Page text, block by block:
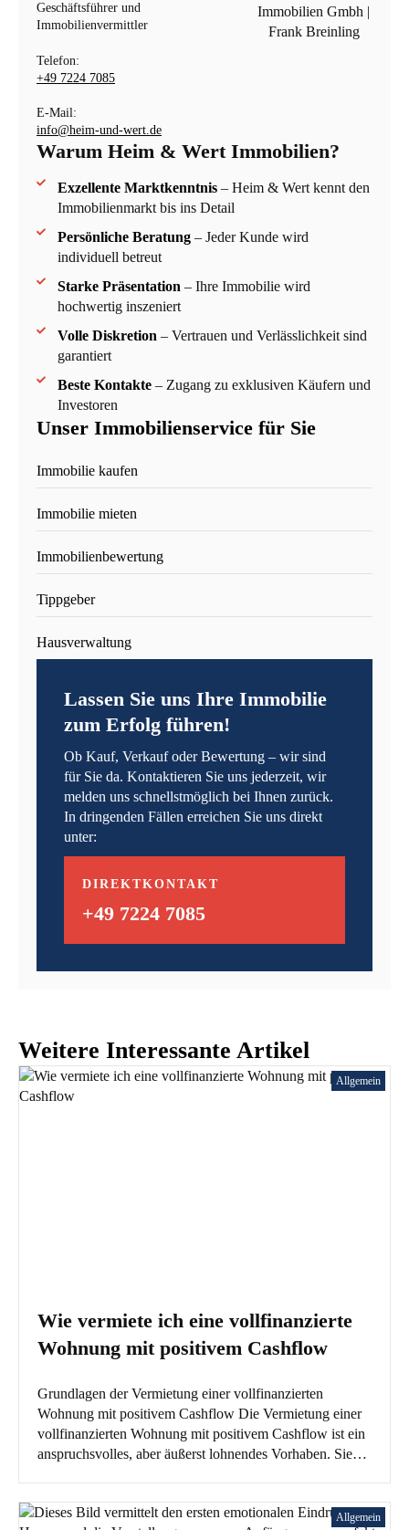
Geschäftsführer und
Immobilienvermittler
Telefon:
+49 7224 7085
E-Mail:
info@heim-und-wert.de
Warum Heim & Wert Immobilien?
Exzellente Marktkenntnis– Heim & Wert kennt den
Immobilienmarkt bis ins Detail
Persönliche Beratung– Jeder Kunde wird
individuell betreut
Starke Präsentation – Ihre Immobilie wird
hochwertig inszeniert
Volle Diskretion – Vertrauen und Verlässlichkeit sind
garantiert
Beste Kontakte– Zugang zu exklusiven Käufern und
Investoren
Unser Immobilienservice für Sie
Immobilie kaufen
Immobilie mieten
Immobilienbewertung
Tippgeber
Hausverwaltung
Lassen Sie uns Ihre Immobilie
zum Erfolg führen!
Ob Kauf, Verkauf oder Bewertung – wir sind
für Sie da. Kontaktieren Sie uns jederzeit, wir
melden uns schnellstmöglich bei Ihnen zurück.
In dringenden Fällen erreichen Sie uns direkt
unter:
DIREKTKONTAKT
+49 7224 7085
Weitere Interessante Artikel
Allgemein
Wie vermiete ich eine vollfinanzierte
Wohnung mit positivem Cashflow
Grundlagen der Vermietung einer vollfinanzierten
Wohnung mit positivem Cashflow Die Vermietung einer
vollfinanzierten Wohnung mit positivem Cashflow ist ein
anspruchsvolles, aber äußerst lohnendes Vorhaben. Sie…
Allgemein